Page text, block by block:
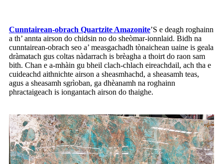
Cunntairean-obrach Quartzite Amazonite’S e deagh roghainn
a th’ annta airson do chidsin no do sheòmar-ionnlaid. Bidh na
cunntairean-obrach seo a’ measgachadh tònaichean uaine is geala
dràmatach gus coltas nàdarrach is brèagha a thoirt do raon sam
bith. Chan e a-mhàin gu bheil clach-chlach eireachdail, ach tha e
cuideachd aithnichte airson a sheasmhachd, a sheasamh teas,
agus a sheasamh sgrìoban, ga dhèanamh na roghainn
phractaigeach is iongantach airson do thaighe.